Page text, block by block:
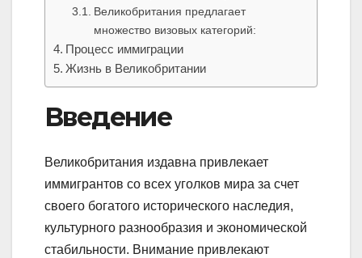
Великобритания предлагает
множество визовых категорий:
Процесс иммиграции
Жизнь в Великобритании
Введение
Великобритания издавна привлекает
иммигрантов со всех уголков мира за счет
своего богатого исторического наследия,
культурного разнообразия и экономической
стабильности. Внимание привлекают